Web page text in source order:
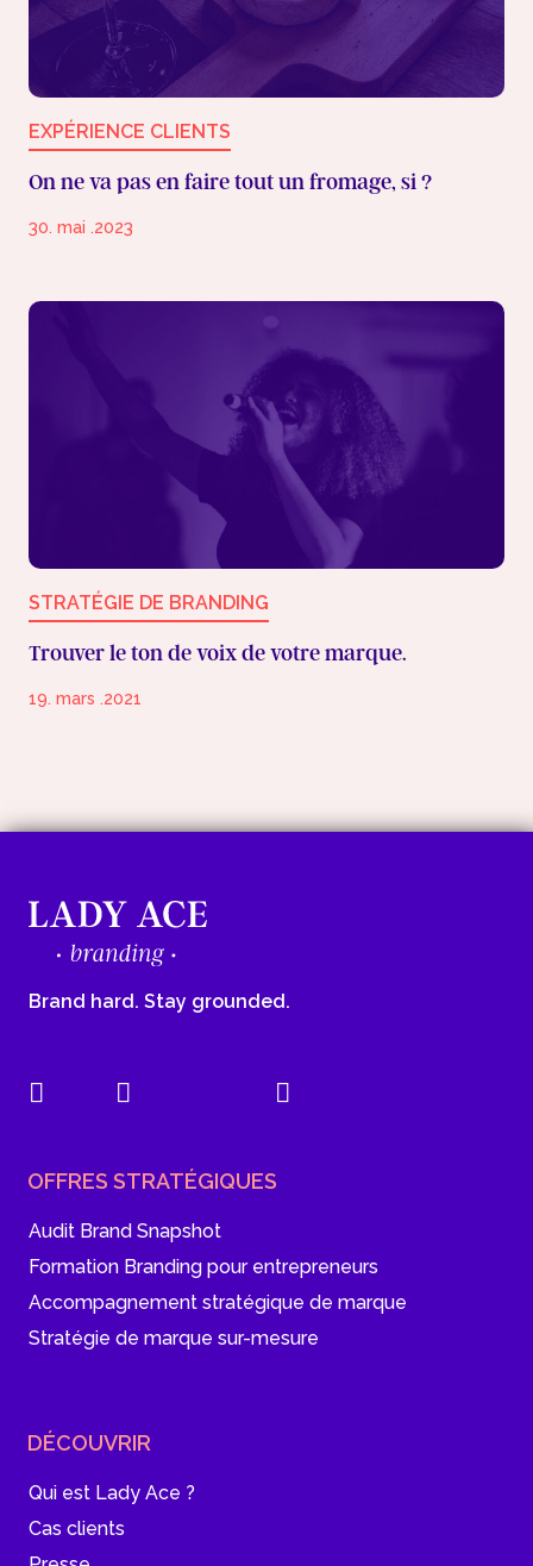
EXPÉRIENCE CLIENTS
On ne va pas en faire tout un fromage, si ?
30. mai .2023
STRATÉGIE DE BRANDING
Trouver le ton de voix de votre marque.
19. mars .2021
Brand hard. Stay grounded.
OFFRES STRATÉGIQUES
Audit Brand Snapshot
Formation Branding pour entrepreneurs
Accompagnement stratégique de marque
Stratégie de marque sur-mesure
DÉCOUVRIR
Qui est Lady Ace ?
Cas clients